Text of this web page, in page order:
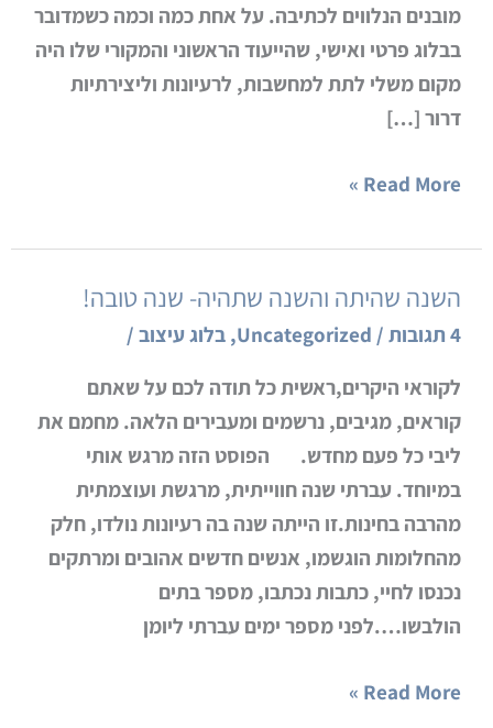
מובנים הנלווים לכתיבה. על אחת כמה וכמה כשמדובר
בבלוג פרטי ואישי, שהייעוד הראשוני והמקורי שלו היה
מקום משלי לתת למחשבות, לרעיונות וליצירתיות
דרור […]
Read More »
השנה שהיתה והשנה שתהיה- שנה טובה!
4 תגובות /
Uncategorized
,בלוג עיצוב /
לקוראי היקרים,ראשית כל תודה לכם על שאתם
קוראים, מגיבים, נרשמים ומעבירים הלאה. מחמם את
ליבי כל פעם מחדש. הפוסט הזה מרגש אותי
במיוחד. עברתי שנה חווייתית, מרגשת ועוצמתית
מהרבה בחינות.זו הייתה שנה בה רעיונות נולדו, חלק
מהחלומות הוגשמו, אנשים חדשים אהובים ומרתקים
נכנסו לחיי, כתבות נכתבו, מספר בתים
הולבשו….לפני מספר ימים עברתי ליומן
השנה
שהיתה
שתהיה-
שנה
טובה!
Read More »